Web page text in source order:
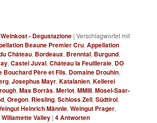
Weinkost - Degustazione |Verschlagwortet mit
Beaune Premier Cru,Appellation
Château, Bordeaux, Brenntal, Burgund,
,Castel Juval,Château la Feuilleraie, DO
Bouchard Père et Fils, Domaine Drouhin,
,Josephus Mayr,Katalanien,Kellerei
,Mas Borràs,Merlot,MMIII,Mosel-Saar-
,Oregon, Riesling,Schloss Zell,Südtirol,
Heinrich Männle,Weingut Prager,
Willamette Valley |4Antworten